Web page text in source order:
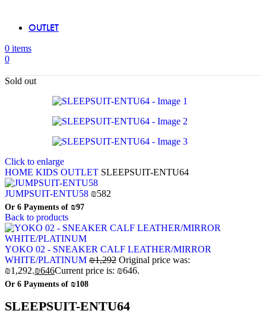
OUTLET
0 items
0
Sold out
Click to enlarge
HOME KIDS OUTLET SLEEPSUIT-ENTU64
JUMPSUIT-ENTU58 ₪582
Or 6 Payments of ₪97
Back to products
YOKO 02 - SNEAKER CALF LEATHER/MIRROR
WHITE/PLATINUM ₪1,292 Original price was:
₪1,292.₪646Current price is: ₪646.
Or 6 Payments of ₪108
SLEEPSUIT-ENTU64